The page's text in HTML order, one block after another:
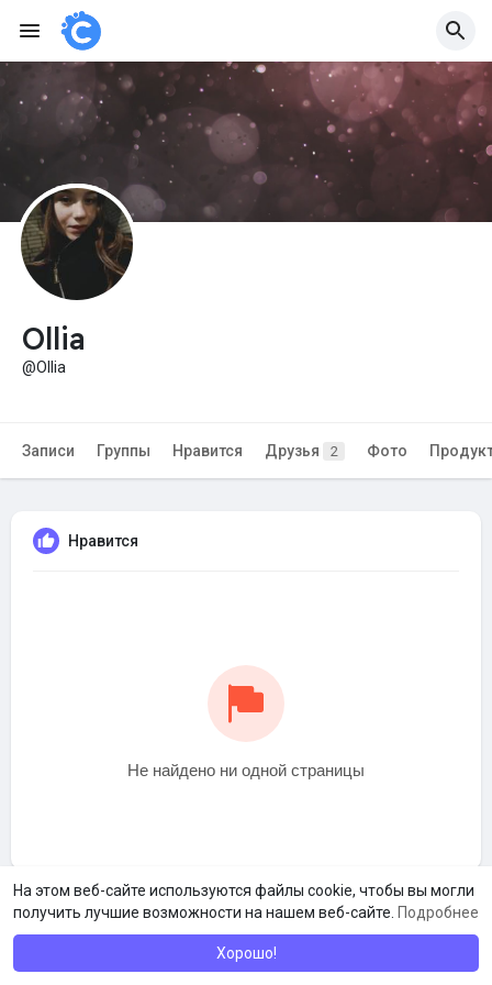
На этом веб-сайте используются файлы cookie, чтобы вы могли
получить лучшие возможности на нашем веб-сайте. Подробнее
Хорошо!
Ollia
@Ollia
Записи Группы Нравится Друзья 2 Фото
Нравится
Не найдено ни одной страницы